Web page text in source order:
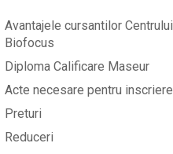
Avantajele cursantilor Centrului
Biofocus
Diploma Calificare Maseur
Acte necesare pentru inscriere
Preturi
Reduceri